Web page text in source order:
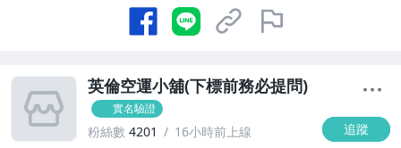
英倫空運小舖(下標前務必提問)
實名驗證
粉絲數 4201 16小時前上線 追蹤